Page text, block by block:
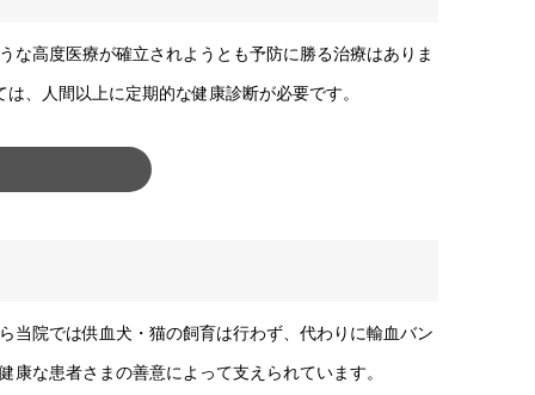
高度医療が確立されようとも予防に勝る治療はありま
、人間以上に定期的な健康診断が必要です。
院では供血犬・猫の飼育は行わず、代わりに輸血バン
な患者さまの善意によって支えられています。